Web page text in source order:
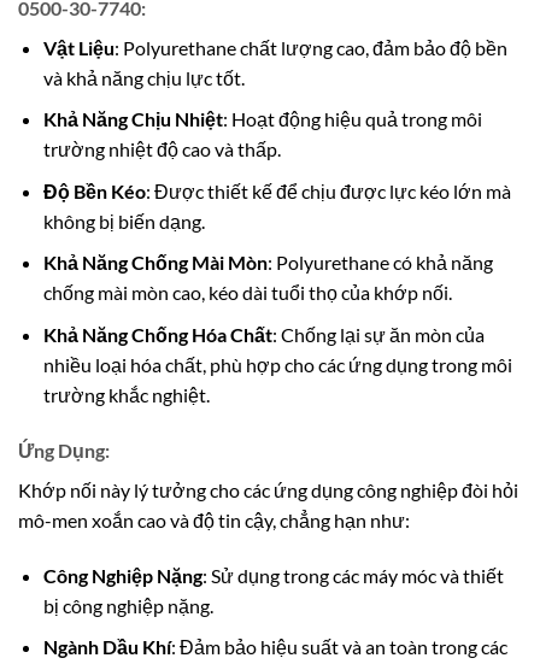
0500-30-7740:
Vật Liệu: Polyurethane chất lượng cao, đảm bảo độ bền
và khả năng chịu lực tốt.
Khả Năng Chịu Nhiệt: Hoạt động hiệu quả trong môi
trường nhiệt độ cao và thấp.
Độ Bền Kéo: Được thiết kế để chịu được lực kéo lớn mà
không bị biến dạng.
Khả Năng Chống Mài Mòn: Polyurethane có khả năng
chống mài mòn cao, kéo dài tuổi thọ của khớp nối.
Khả Năng Chống Hóa Chất: Chống lại sự ăn mòn của
nhiều loại hóa chất, phù hợp cho các ứng dụng trong môi
trường khắc nghiệt.
Ứng Dụng:
Khớp nối này lý tưởng cho các ứng dụng công nghiệp đòi hỏi
mô-men xoắn cao và độ tin cậy, chẳng hạn như:
Công Nghiệp Nặng: Sử dụng trong các máy móc và thiết
bị công nghiệp nặng.
Ngành Dầu Khí: Đảm bảo hiệu suất và an toàn trong các